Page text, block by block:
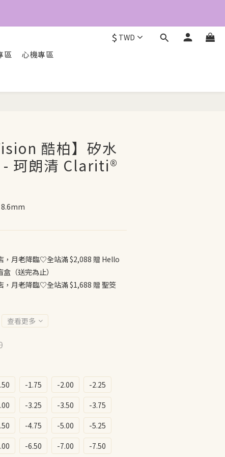
$ TWD
區
心機專區
酷柏】矽水
- 珂朗清 Clariti®
8.6mm
，月老降臨♡全站滿 $2,088 贈 Hello
（送完為止）
，月老降臨♡全站滿 $1,688 贈 聖筊
查看更多
-1.75 -2.00
-2.25
-3.25 -3.50
-3.75
-4.75 -5.00
-5.25
-6.50 -7.00 -7.50